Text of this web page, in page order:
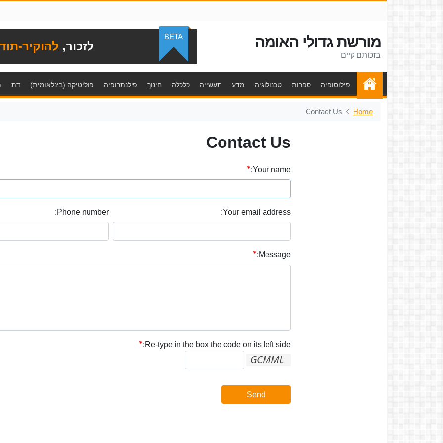
מורשת גדולי האומה
בזכותם קיים
לזכור, להוקיר-
BETA
פילוסופיה ספרות טכנולוגיה מדע תעשייה כלכלה חינוך פילנתרופיה פוליטיקה (בינלאומית) דת
Home
Contact Us
Contact Us
Your name:
Your email address:
Phone number:
Message:
Re-type in the box the code on its left side:
Send